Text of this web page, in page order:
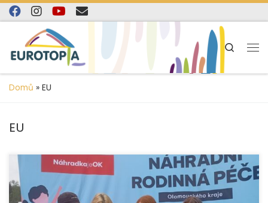
content
Skip to content
Search
Domů » EU
EU